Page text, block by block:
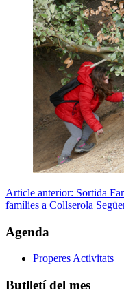
Article anterior: Sortida
famílies a Collserola
Agenda
Properes Activitats
Butlletí del mes